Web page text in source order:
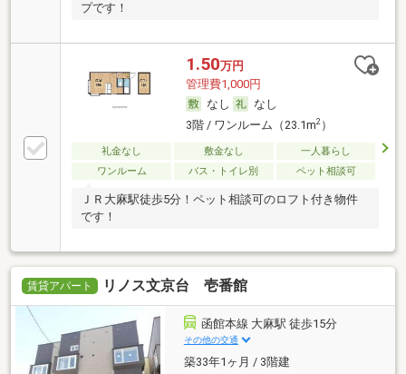
プです！
1.50万円
管理費1,000円
なし
なし
3階 / ワンルーム（23.1m2）
礼金なし 敷金なし
一人暮らし
ワンルーム
バス・トイレ別 ペット相談可
ＪＲ大麻駅徒歩5分！ペット相談可のロフト付き物件
です！
賃貸アパート リノス文京台 壱番館
函館本線 大麻駅 徒歩15分
その他の交通
築33年1ヶ月 / 3階建